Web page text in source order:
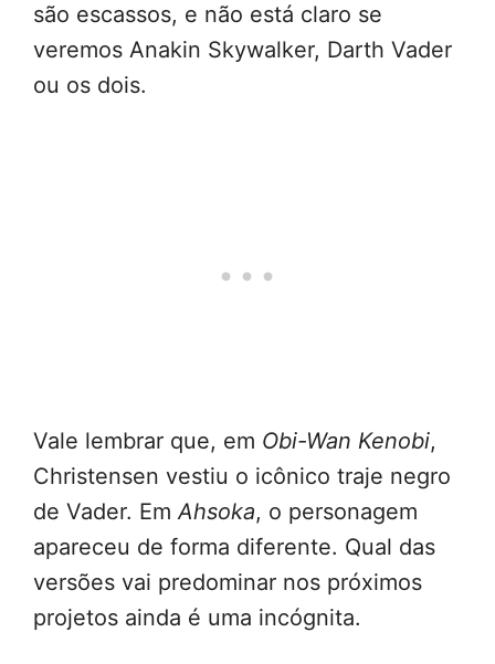
são escassos, e não está claro se
veremos Anakin Skywalker, Darth Vader
ou os dois.
Vale lembrar que, em Obi-Wan Kenobi,
Christensen vestiu o icônico traje negro
de Vader. EmAhsoka, o personagem
apareceu de forma diferente. Qual das
versões vai predominar nos próximos
projetos ainda é uma incógnita.